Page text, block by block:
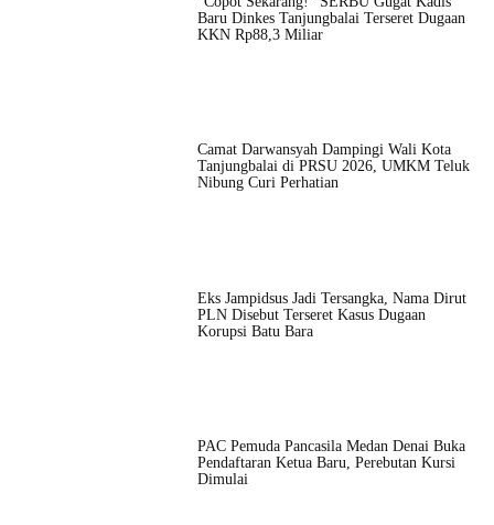
Baru Dinkes Tanjungbalai Terseret Dugaan
KKN Rp88,3 Miliar
Camat Darwansyah Dampingi Wali Kota
Tanjungbalai di PRSU 2026, UMKM Teluk
Nibung Curi Perhatian
Eks Jampidsus Jadi Tersangka, Nama Dirut
PLN Disebut Terseret Kasus Dugaan
Korupsi Batu Bara
PAC Pemuda Pancasila Medan Denai Buka
Pendaftaran Ketua Baru, Perebutan Kursi
Dimulai